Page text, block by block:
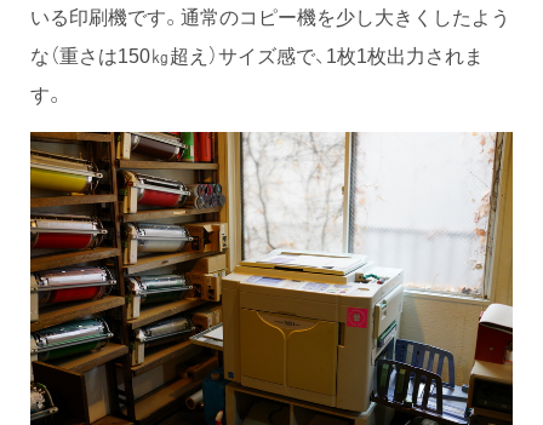
いる印刷機です。通常のコピー機を少し大きくしたよう
な（重さは150㎏超え）サイズ感で、1枚1枚出力されま
す。